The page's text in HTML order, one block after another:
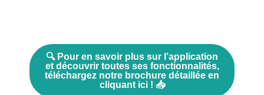
🔍 Pour en savoir plus sur l’application
et découvrir toutes ses fonctionnalités,
téléchargez notre brochure détaillée en
cliquant ici ! 📥